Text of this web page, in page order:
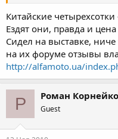
Китайские четырехсотки
Ездят они, правда и
Сидел на выставке,
на их форуме отзывы
http://alfamoto.ua/
Р Роман Корнейко
Guest